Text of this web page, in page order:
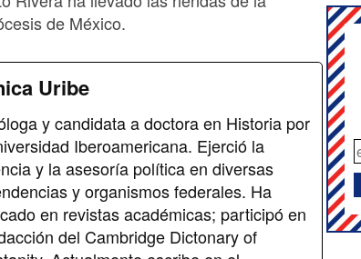
de México.
Uribe
y candidata a doctora en Historia por
Iberoamericana. Ejerció la
y la asesoría política en diversas
y organismos federales. Ha
en revistas académicas; participó en
del Cambridge Dictonary of